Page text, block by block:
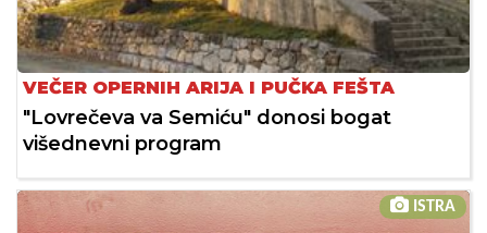
VEČER OPERNIH ARIJA I PUČKA FEŠTA
"Lovrečeva va Semiću" donosi bogat
višednevni program
ISTRA